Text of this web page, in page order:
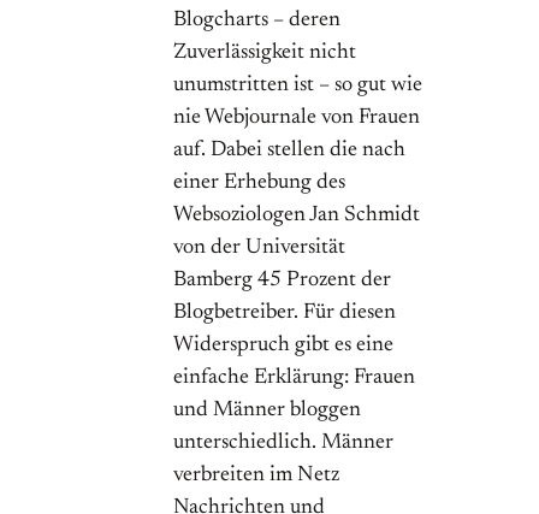
Blogcharts – deren
Zuverlässigkeit nicht
unumstritten ist – so gut wie
nie Webjournale von Frauen
auf. Dabei stellen die nach
einer Erhebung des
Websoziologen Jan Schmidt
von der Universität
Bamberg 45 Prozent der
Blogbetreiber. Für diesen
Widerspruch gibt es eine
einfache Erklärung: Frauen
und Männer bloggen
unterschiedlich. Männer
verbreiten im Netz
Nachrichten und